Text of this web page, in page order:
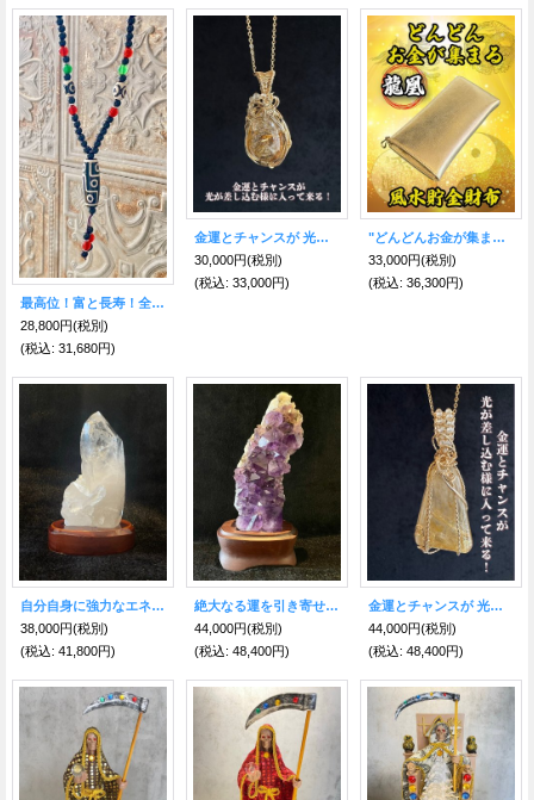
最高位！富と長寿！全てを手に入れ人生を大成功に導く！九眼&三眼天珠ネックレス 黒
28,800円(税別)
(税込: 31,680円)
金運とチャンスが 光が差し込む様に入って来る！ゴールデン・ルチル&ルチルクォーツ O型ネックレス〜世界に一つだけのスピリチュアルジュエリー〜
30,000円(税別)
(税込: 33,000円)
"どんどんお金が集まる" 牛本革 龍凰 風水貯金財布（金）
33,000円(税別)
(税込: 36,300円)
自分自身に強力なエネルギーを得る！神秘の天然水晶群 B 虹入り
38,000円(税別)
(税込: 41,800円)
絶大なる運を引き寄せるパワー！アメジスト原石・台付き ブラジル産
44,000円(税別)
(税込: 48,400円)
金運とチャンスが 光が差し込む様に入って来る！爆上げゴールデン・ルチル&ルチルクォーツ △型BIGネックレス〜世界に一つだけのスピリチュアルジュエリー〜
44,000円(税別)
(税込: 48,400円)